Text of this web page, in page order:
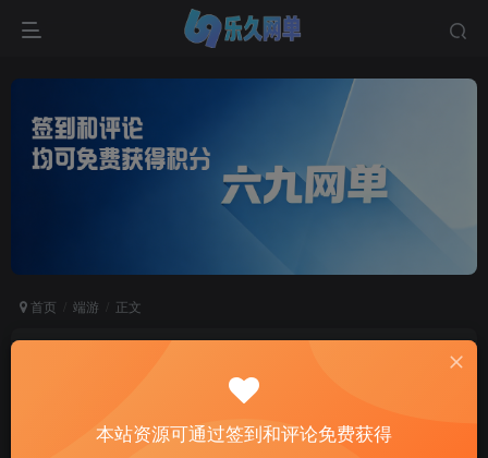
首页 端游 正文
六九网单剑灵单机版第四版一键端 3D剣靈BNS单
机局域网捏脸包赠送MOD网单
六九网单
2个月前更新
关注
本站资源可通过签到和评论免费获得